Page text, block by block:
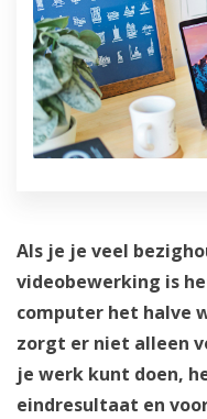
Als je je veel
videobewerking is
computer het halve
zorgt er niet alleen
je werk kunt doen,
eindresultaat en